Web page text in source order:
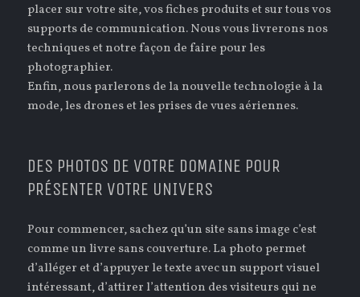
placer sur votre site, vos fiches produits et sur tous vos
supports de communication. Nous vous livrerons nos
techniques et notre façon de faire pour les
photographier.
Enfin, nous parlerons de la nouvelle technologie à la
mode, les drones et les prises de vues aériennes.
DES PHOTOS DE VOTRE DOMAINE POUR
PRÉSENTER VOTRE UNIVERS
Pour commencer, sachez qu’un site sans image c’est
comme un livre sans couverture. La photo permet
d’alléger et d’appuyer le texte avec un support visuel
intéressant, d’attirer l’attention des visiteurs qui ne